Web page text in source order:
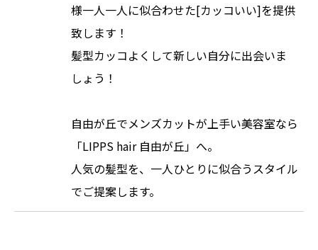
様一人一人に似合わせた[カッコいい]を提供
致します！
髪型カッコよくして新しい自分に出会いま
しょう！
自由が丘でメンズカットが上手い美容室なら
「LIPPS hair 自由が丘」へ。
人気の髪型を、一人ひとりに似合うスタイル
でご提案します。